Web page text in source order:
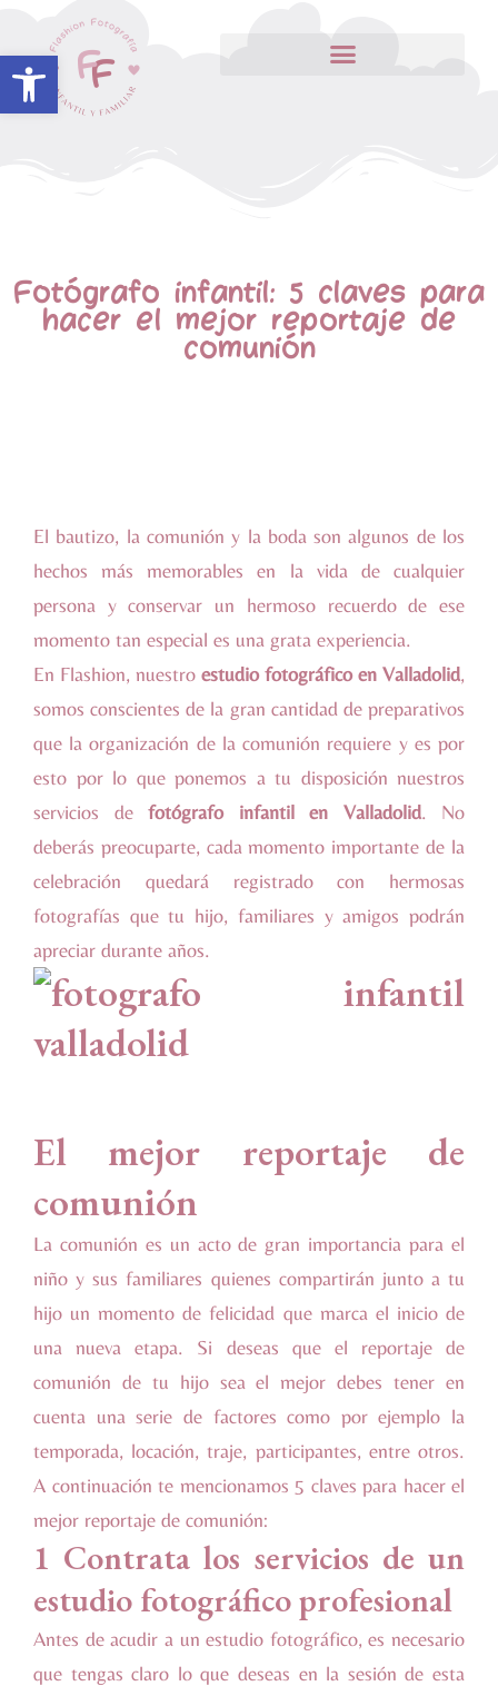
Abrir barra de herramientas
Fotógrafo infantil: 5 claves para
hacer el mejor reportaje de
comunión
El bautizo, la comunión y la boda son algunos de los
hechos más memorables en la vida de cualquier
persona y conservar un hermoso recuerdo de ese
momento tan especial es una grata experiencia.
En Flashion, nuestro estudio fotográfico en Valladolid,
somos conscientes de la gran cantidad de preparativos
que la organización de la comunión requiere y es por
esto por lo que ponemos a tu disposición nuestros
servicios de fotógrafo infantil en Valladolid. No
deberás preocuparte, cada momento importante de la
celebración quedará registrado con hermosas
fotografías que tu hijo, familiares y amigos podrán
apreciar durante años.
El mejor reportaje de
comunión
La comunión es un acto de gran importancia para el
niño y sus familiares quienes compartirán junto a tu
hijo un momento de felicidad que marca el inicio de
una nueva etapa. Si deseas que el reportaje de
comunión de tu hijo sea el mejor debes tener en
cuenta una serie de factores como por ejemplo la
temporada, locación, traje, participantes, entre otros.
A continuación te mencionamos 5 claves para hacer el
mejor reportaje de comunión:
1 Contrata los servicios de un
estudio fotográfico profesional
Antes de acudir a un estudio fotográfico, es necesario
que tengas claro lo que deseas en la sesión de esta